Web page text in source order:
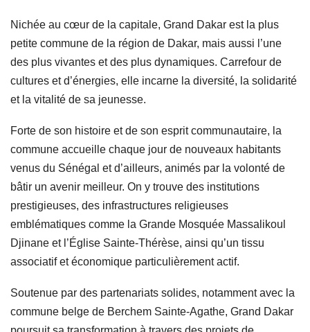
Nichée au cœur de la capitale, Grand Dakar est la plus
petite commune de la région de Dakar, mais aussi l’une
des plus vivantes et des plus dynamiques. Carrefour de
cultures et d’énergies, elle incarne la diversité, la solidarité
et la vitalité de sa jeunesse.
Forte de son histoire et de son esprit communautaire, la
commune accueille chaque jour de nouveaux habitants
venus du Sénégal et d’ailleurs, animés par la volonté de
bâtir un avenir meilleur. On y trouve des institutions
prestigieuses, des infrastructures religieuses
emblématiques comme la Grande Mosquée Massalikoul
Djinane et l’Église Sainte-Thérèse, ainsi qu’un tissu
associatif et économique particulièrement actif.
Soutenue par des partenariats solides, notamment avec la
commune belge de Berchem Sainte-Agathe, Grand Dakar